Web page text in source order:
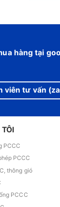
hàng tại
viên tư vấn
PCCC
PCCC
thông gió
PCCC